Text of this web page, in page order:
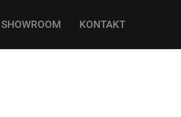
SHOWROOM KONTAKT